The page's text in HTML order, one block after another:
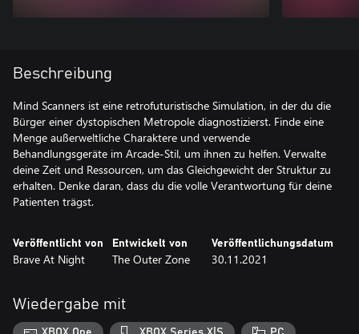
Beschreibung
Mind Scanners ist eine retrofuturistische Simulation, in der du die
Bürger einer dystopischen Metropole diagnostizierst. Finde eine
Menge außerweltliche Charaktere und verwende
Behandlungsgeräte im Arcade-Stil, um ihnen zu helfen. Verwalte
deine Zeit und Ressourcen, um das Gleichgewicht der Struktur zu
erhalten. Denke daran, dass du die volle Verantwortung für deine
Patienten trägst.
Veröffentlicht von
Brave At Night
Entwickelt von
The Outer Zone
Veröffentlichungsdatum
30.11.2021
Wiedergabe mit